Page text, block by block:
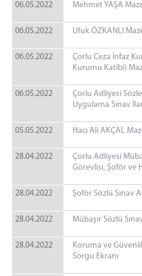
06.05.2022 Mehmet YAŞA
06.05.2022 Ufuk ÖZKANLI
06.05.2022
Çorlu Ceza İnfaz
Kurumu Katibi)
06.05.2022
Çorlu Adliyesi
Uygulama Sınav
05.05.2022 Hacı Ali AKÇAL
28.04.2022
Çorlu Adliyesi
Görevlisi, Şoför ve
28.04.2022 Şoför Sözlü Sınav
28.04.2022 Mübaşir Sözlü
28.04.2022
Koruma ve
Sorgu Ekranı